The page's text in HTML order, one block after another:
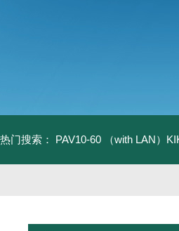
热门搜索： PAV10-60 （with LAN）